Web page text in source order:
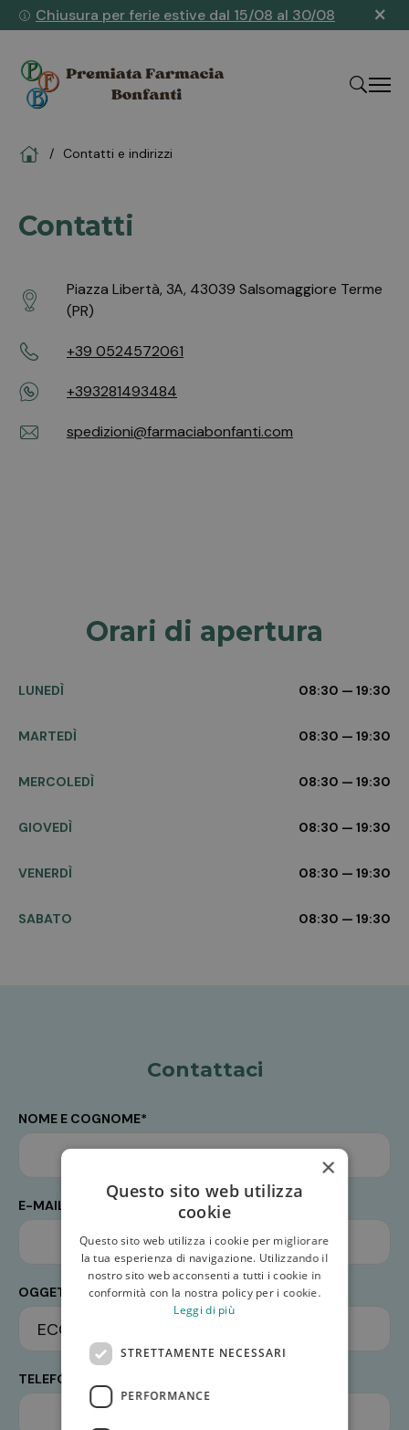
Chiusura per ferie estive dal 15/08 al 30/08 ×
HomeContatti e indirizzi
Contatti
Piazza Libertà, 3A, 43039 Salsomaggiore Terme
(PR)
+39 0524572061
+393281493484
spedizioni@farmaciabonfanti.com
Orari di apertura
LUNEDÌ 08:30 — 19:30
MARTEDÌ 08:30 — 19:30
MERCOLEDÌ 08:30 — 19:30
GIOVEDÌ 08:30 — 19:30
VENERDÌ 08:30 — 19:30
SABATO 08:30 — 19:30
Contattaci
NOME E COGNOME*
E-MAIL*
OGGETTO*
TELEFONO
×
Questo sito web utilizza
cookie
Questo sito web utilizza i cookie per migliorare
la tua esperienza di navigazione. Utilizzando il
nostro sito web acconsenti a tutti i cookie in
conformità con la nostra policy per i cookie.
Leggi di più
STRETTAMENTE NECESSARI
PERFORMANCE